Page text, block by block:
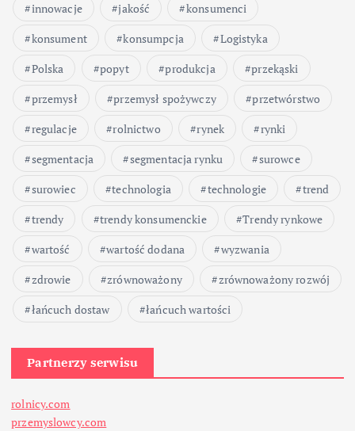
innowacje
jakość
konsumenci
konsument
konsumpcja
Logistyka
Polska
popyt produkcja
przekąski
przemysł
przemysł spożywczy
przetwórstwo
regulacje
rolnictwo rynek
rynki
segmentacja
segmentacja rynku
surowce
surowiec
technologia technologie
trend
trendy
trendy konsumenckie
Trendy rynkowe
wartość
wartość dodana
wyzwania
zdrowie
zrównoważony
zrównoważony rozwój
łańcuch dostaw
łańcuch wartości
Partnerzy serwisu
rolnicy.com
przemyslowcy.com